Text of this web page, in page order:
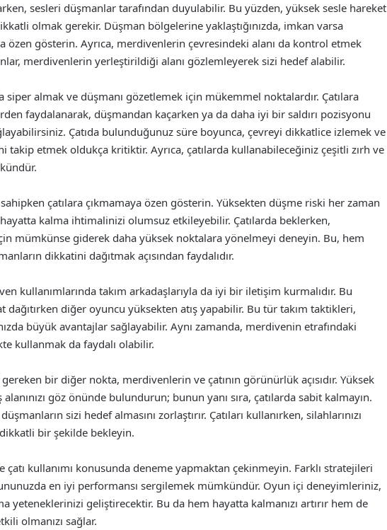
sesleri düşmanlar tarafından duyulabilir. Bu yüzden, yüksek sesle hareket
olmak gerekir. Düşman bölgelerine yaklaştığınızda, imkan varsa
özen gösterin. Ayrıca, merdivenlerin çevresindeki alanı da kontrol etmek
merdivenlerin yerleştirildiği alanı gözlemleyerek sizi hedef alabilir.
siper almak ve düşmanı gözetlemek için mükemmel noktalardır. Çatılara
faydalanarak, düşmandan kaçarken ya da daha iyi bir saldırı pozisyonu
Çatıda bulunduğunuz süre boyunca, çevreyi dikkatlice izlemek ve
takip etmek oldukça kritiktir. Ayrıca, çatılarda kullanabileceğiniz çeşitli zırh ve
çatılara çıkmamaya özen gösterin. Yüksekten düşme riski her zaman
kalma ihtimalinizi olumsuz etkileyebilir. Çatılarda beklerken,
mümkünse giderek daha yüksek noktalara yönelmeyi deneyin. Bu, hem
dikkatini dağıtmak açısından faydalıdır.
kullanımlarında takım arkadaşlarıyla da iyi bir iletişim kurmalıdır. Bu
dağıtırken diğer oyuncu yüksekten atış yapabilir. Bu tür takım taktikleri,
büyük avantajlar sağlayabilir. Aynı zamanda, merdivenin etrafındaki
kullanmak da faydalı olabilir.
bir diğer nokta, merdivenlerin ve çatının görünürlük açısıdır. Yüksek
göz önünde bulundurun; bunun yanı sıra, çatılarda sabit kalmayın.
sizi hedef almasını zorlaştırır. Çatıları kullanırken, silahlarınızı
bir şekilde bekleyin.
çatı kullanımı konusunda deneme yapmaktan çekinmeyin. Farklı stratejileri
en iyi performansı sergilemek mümkündür. Oyun içi deneyimleriniz,
yeteneklerinizi geliştirecektir. Bu da hem hayatta kalmanızı artırır hem de
olmanızı sağlar.